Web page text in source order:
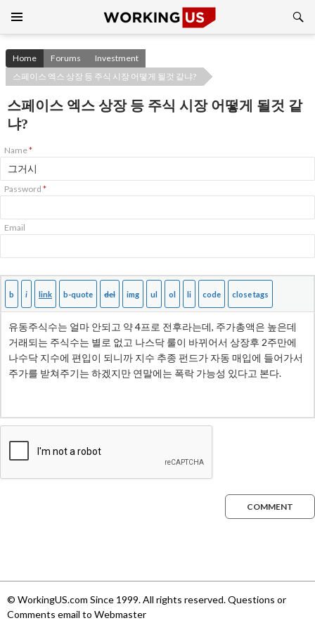
CONTENT
Home Forums
Investment
스페이스 엑스 상장 등 주식 시장 어떻게 될것 같냐?
스페이스 엑스 상장 등 주식 시장 어떻게 될것 같
냐?
Name*
Password *
Email
COMMENT
© WorkingUS.com Since 1999. All rights reserved. Questions or
Comments email to Webmaster